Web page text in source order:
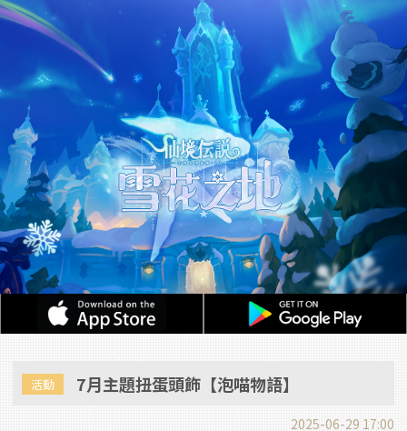
活動 7月主題扭蛋頭飾【泡喵物語】
2025-06-29 17:00